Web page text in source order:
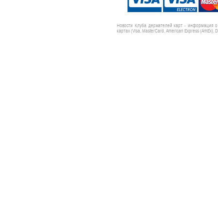
Новости Клуба держателей карт - информация
картах (Visa, MasterCard, American Express (AmEx),